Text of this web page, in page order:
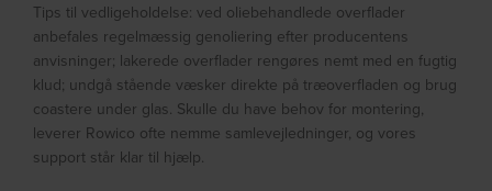
Tips til vedligeholdelse: ved oliebehandlede overflader
anbefales regelmæssig genoliering efter producentens
anvisninger; lakerede overflader rengøres nemt med en fugtig
klud; undgå stående væsker direkte på træoverfladen og brug
coastere under glas. Skulle du have behov for montering,
leverer Rowico ofte nemme samlevejledninger, og vores
support står klar til hjælp.